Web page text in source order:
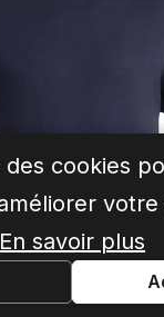
des cookies
En savoir plus